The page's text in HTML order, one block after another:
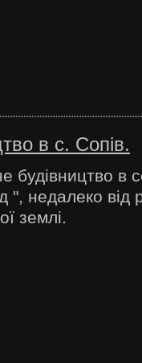
в с. Сопів.
в
від
землі.